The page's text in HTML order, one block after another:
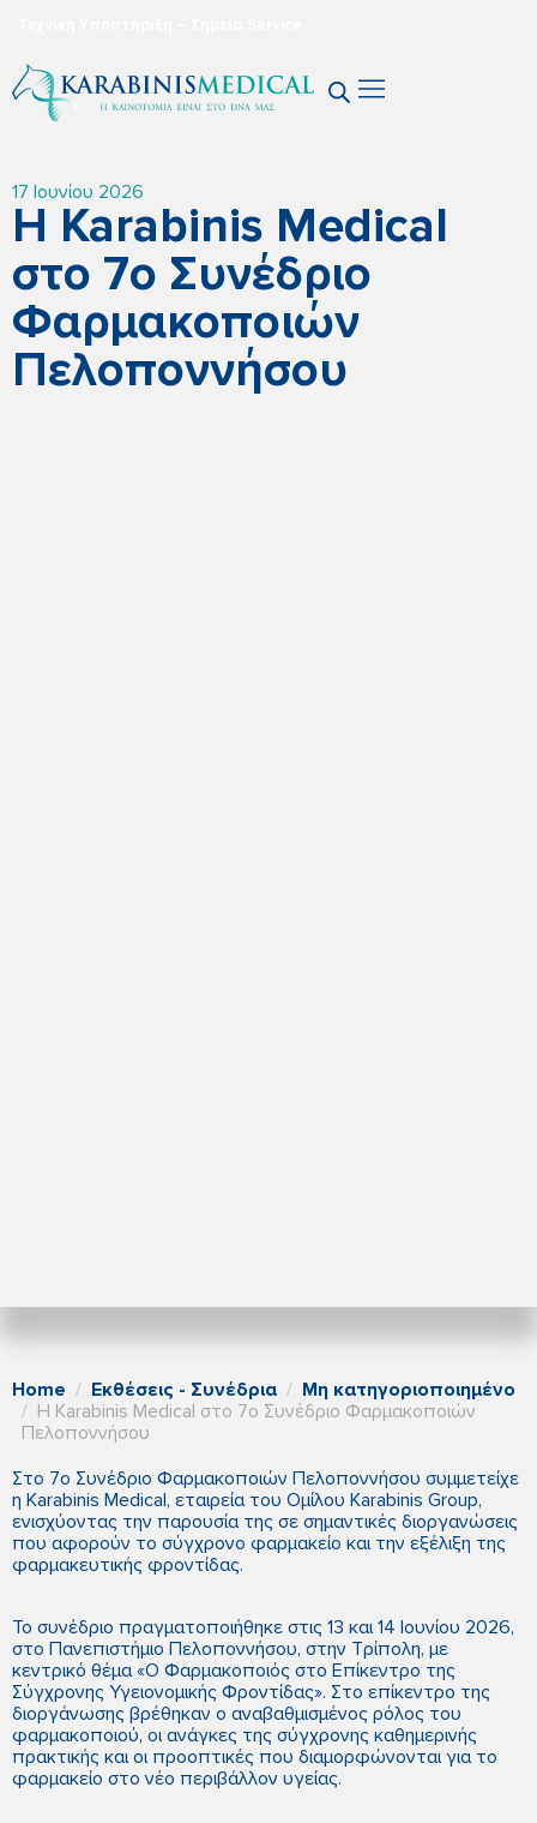
17 Ιουνίου 2026
Η Karabinis Medical
στο 7ο Συνέδριο
Φαρμακοποιών
Πελοποννήσου
Home Εκθέσεις - Συνέδρια
Μη κατηγοριοποιημένο
Η Karabinis Medical στο 7ο Συνέδριο Φαρμακοποιών
Πελοποννήσου
Στο 7ο Συνέδριο Φαρμακοποιών Πελοποννήσου συμμετείχε
η Karabinis Medical, εταιρεία του Ομίλου Karabinis Group,
ενισχύοντας την παρουσία της σε σημαντικές διοργανώσεις
που αφορούν το σύγχρονο φαρμακείο και την εξέλιξη της
φαρμακευτικής φροντίδας.
Το συνέδριο πραγματοποιήθηκε στις 13 και 14 Ιουνίου 2026,
στο Πανεπιστήμιο Πελοποννήσου, στην Τρίπολη, με
κεντρικό θέμα «Ο Φαρμακοποιός στο Επίκεντρο της
Σύγχρονης Υγειονομικής Φροντίδας». Στο επίκεντρο της
διοργάνωσης βρέθηκαν ο αναβαθμισμένος ρόλος του
φαρμακοποιού, οι ανάγκες της σύγχρονης καθημερινής
πρακτικής και οι προοπτικές που διαμορφώνονται για το
φαρμακείο στο νέο περιβάλλον υγείας.